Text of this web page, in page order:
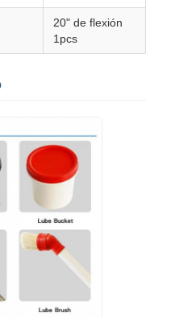
20" de flexión
1pcs